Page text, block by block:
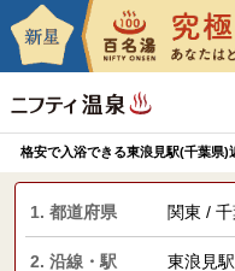
格安で入浴できる東浪見駅(千葉県
1. 都道府県 関東 /
2. 沿線・駅 東浪見駅